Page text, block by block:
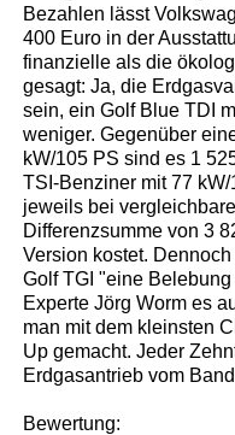
Bezahlen lässt
400 Euro in der
finanzielle als die
gesagt: Ja, die
sein, ein Golf Blue TDI
weniger. Gegenüber
kW/105 PS sind es 1
TSI-Benziner mit 77
jeweils bei
Differenzsumme von 3
Version kostet.
Golf TGI "eine
Experte Jörg Worm es
man mit dem kleinsten
Up gemacht. Jeder
Erdgasantrieb vom
Bewertung: